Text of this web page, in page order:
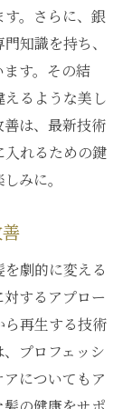
。さらに、銀
知識を持ち、
す。その結
るような美し
は、最新技術
入れるための鍵
みに。
劇的に変える
するアプロー
再生する技術
プロフェッシ
についてもア